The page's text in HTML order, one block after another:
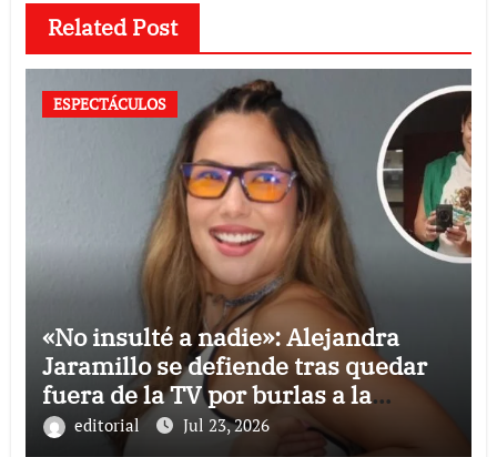
Related Post
ESPECTÁCULOS
«No insulté a nadie»: Alejandra
Jaramillo se defiende tras quedar
fuera de la TV por burlas a la
Selección Mexicana
editorial Jul 23, 2026